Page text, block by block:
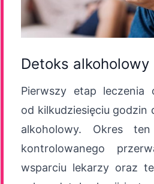
Detoks alkoholowy
Pierwszy etap leczenia
od kilkudziesięciu godzin
alkoholowy. Okres
kontrolowanego
wsparciu lekarzy oraz